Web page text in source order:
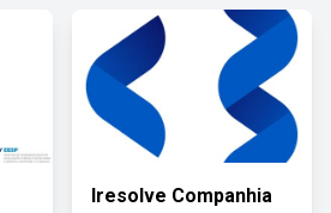
Iresolve Companhia